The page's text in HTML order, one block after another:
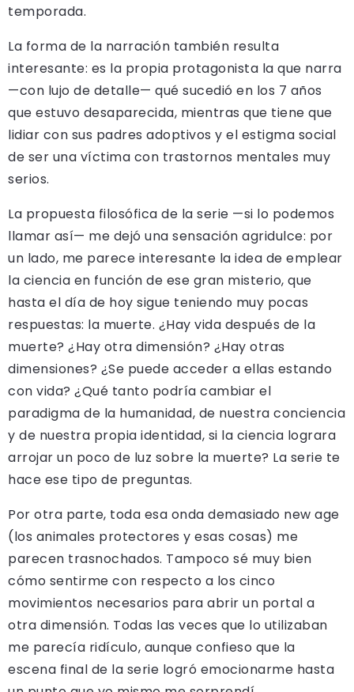
temporada.
La forma de la narración también resulta
interesante: es la propia protagonista la que narra
—con lujo de detalle— qué sucedió en los 7 años
que estuvo desaparecida, mientras que tiene que
lidiar con sus padres adoptivos y el estigma social
de ser una víctima con trastornos mentales muy
serios.
La propuesta filosófica de la serie —si lo podemos
llamar así— me dejó una sensación agridulce: por
un lado, me parece interesante la idea de emplear
la ciencia en función de ese gran misterio, que
hasta el día de hoy sigue teniendo muy pocas
respuestas: la muerte. ¿Hay vida después de la
muerte? ¿Hay otra dimensión? ¿Hay otras
dimensiones? ¿Se puede acceder a ellas estando
con vida? ¿Qué tanto podría cambiar el
paradigma de la humanidad, de nuestra conciencia
y de nuestra propia identidad, si la ciencia lograra
arrojar un poco de luz sobre la muerte? La serie te
hace ese tipo de preguntas.
Por otra parte, toda esa onda demasiado new age
(los animales protectores y esas cosas) me
parecen trasnochados. Tampoco sé muy bien
cómo sentirme con respecto a los cinco
movimientos necesarios para abrir un portal a
otra dimensión. Todas las veces que lo utilizaban
me parecía ridículo, aunque confieso que la
escena final de la serie logró emocionarme hasta